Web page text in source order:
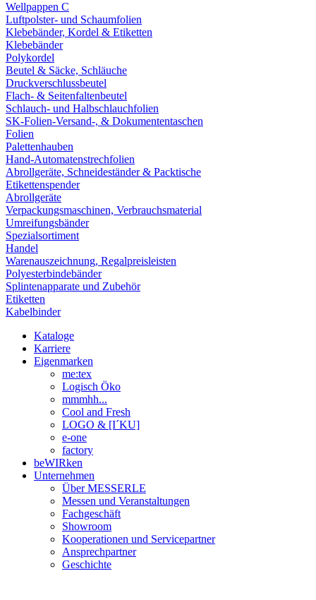
Wellpappen C
Luftpolster- und Schaumfolien
Klebebänder, Kordel & Etiketten
Klebebänder
Polykordel
Beutel & Säcke, Schläuche
Druckverschlussbeutel
Flach- & Seitenfaltenbeutel
Schlauch- und Halbschlauchfolien
SK-Folien-Versand-, & Dokumententaschen
Folien
Palettenhauben
Hand-Automatenstrechfolien
Abrollgeräte, Schneideständer & Packtische
Etikettenspender
Abrollgeräte
Verpackungsmaschinen, Verbrauchsmaterial
Umreifungsbänder
Spezialsortiment
Handel
Warenauszeichnung, Regalpreisleisten
Polyesterbindebänder
Splintenapparate und Zubehör
Etiketten
Kabelbinder
Kataloge
Karriere
Eigenmarken
me:tex
Logisch Öko
mmmhh...
Cool and Fresh
LOGO & [I´KU]
e-one
factory
beWIRken
Unternehmen
Über MESSERLE
Messen und Veranstaltungen
Fachgeschäft
Showroom
Kooperationen und Servicepartner
Ansprechpartner
Geschichte